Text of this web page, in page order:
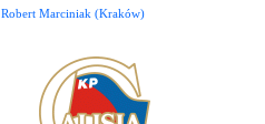
Robert Marciniak (Kraków)